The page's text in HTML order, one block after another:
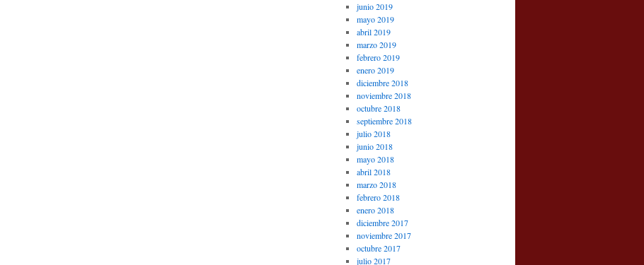
junio 2019
mayo 2019
abril 2019
marzo 2019
febrero 2019
enero 2019
diciembre 2018
noviembre 2018
octubre 2018
septiembre 2018
julio 2018
junio 2018
mayo 2018
abril 2018
marzo 2018
febrero 2018
enero 2018
diciembre 2017
noviembre 2017
octubre 2017
julio 2017